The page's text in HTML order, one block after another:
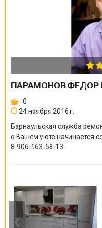
ПАРАМОНОВ ФЕДОР
0
24 ноября 2016 г.
Барнаульская служба
о Вашем уюте начинается
8-906-963-58-13